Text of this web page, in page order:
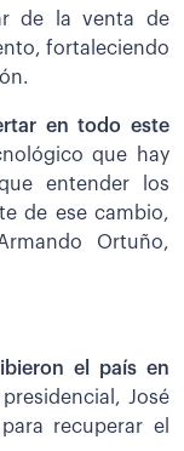
de la venta de
fortaleciendo
en todo este
que hay
entender los
de ese cambio,
Ortuño,
el país en
José
recuperar el